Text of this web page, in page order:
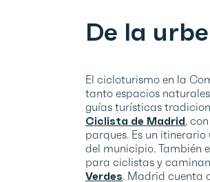
De la
El cicloturismo en la
tanto espacios
guías turísticas
Ciclista de Madrid,
parques. Es un
del municipio. También
para ciclistas y
Verdes. Madrid cuenta